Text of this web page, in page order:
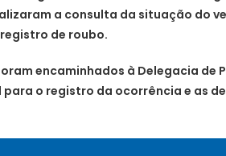
a consulta da situação do
de roubo.
encaminhados à Delegacia de
para o registro da ocorrência e as